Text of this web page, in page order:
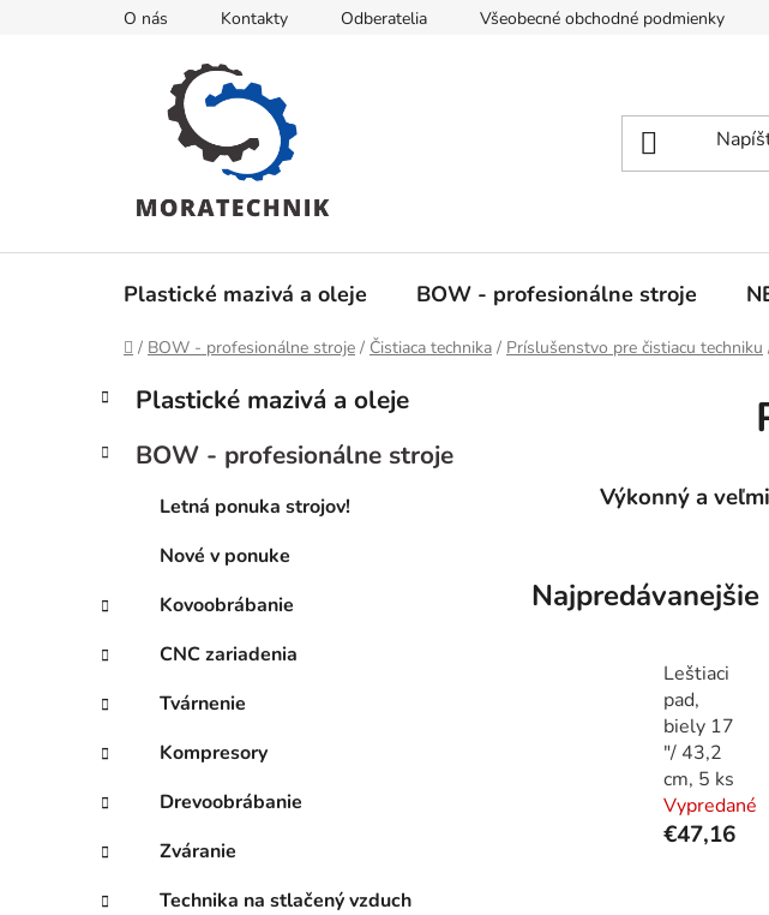
O nás Kontakty Odberatelia Všeobecné obchodné podmienky
Plastické mazivá a oleje BOW - profesionálne stroje
Domov
/ BOW - profesionálne stroje / Čistiaca technika / Príslušenstvo pre čistiacu techniku
B
č
n
l
Preskočiť
kategórie
K
a
e
e
Plastické mazivá a oleje
BOW - profesionálne stroje
Letná ponuka strojov!
Nové v ponuke
Kovoobrábanie
CNC zariadenia
Tvárnenie
Kompresory
Drevoobrábanie
Zváranie
Technika na stlačený vzduch
Výkonný a
Najpredávanejšie
Leštiaci
pad,
biely 17
"/ 43,2
cm, 5 ks
Vypredané
€47,16